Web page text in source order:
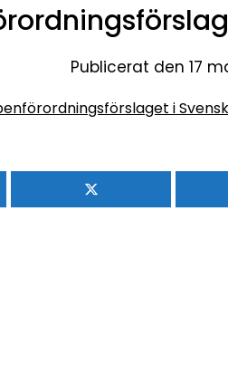
Publicerat den 17
i